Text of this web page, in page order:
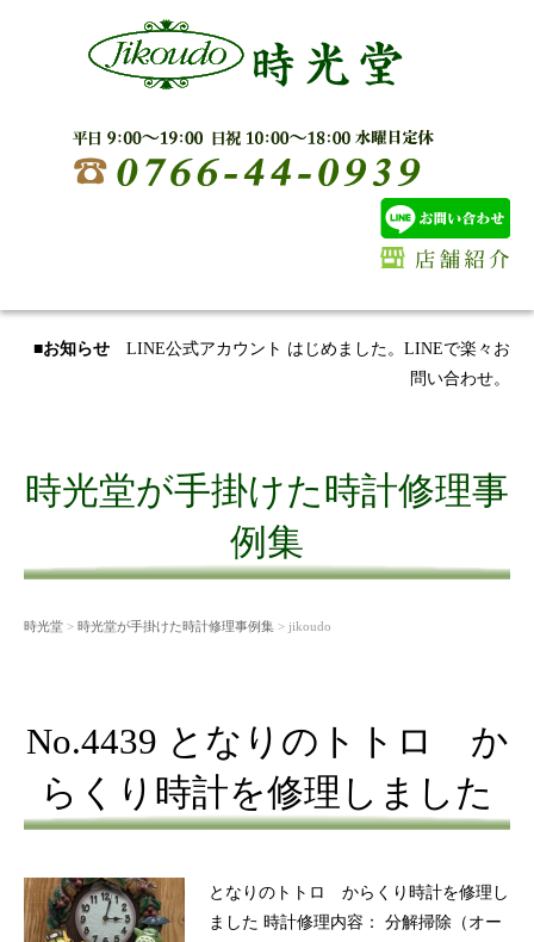
■お知らせ LINE公式アカウント はじめました。LINEで楽々お
問い合わせ。
時光堂が手掛けた時計修理事
例集
時光堂 > 時光堂が手掛けた時計修理事例集 > jikoudo
No.4439 となりのトトロ か
らくり時計を修理しました
となりのトトロ からくり時計を修理し
ました 時計修理内容： 分解掃除（オー